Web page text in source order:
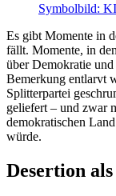
Symbolbild:
Es gibt Momente in
fällt. Momente, in
über Demokratie
Bemerkung entlarvt
Splitterpartei
geliefert – und zwar
demokratischen
würde.
Desertion